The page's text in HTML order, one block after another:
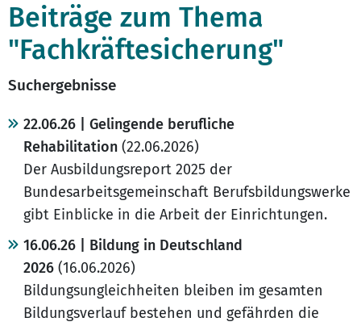
Beiträge zum Thema
"Fachkräftesicherung"
Suchergebnisse
22.06.26 | Gelingende berufliche
Rehabilitation (22.06.2026)
Der Ausbildungsreport 2025 der
Bundesarbeitsgemeinschaft Berufsbildungswerke
gibt Einblicke in die Arbeit der Einrichtungen.
16.06.26 | Bildung in Deutschland
2026 (16.06.2026)
Bildungsungleichheiten bleiben im gesamten
Bildungsverlauf bestehen und gefährden die